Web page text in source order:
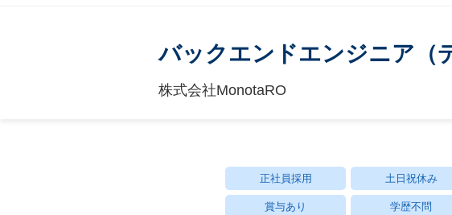
バックエンドエンジニア（
株式会社MonotaRO
正社員採用 土日祝休み
賞与あり 学歴不問